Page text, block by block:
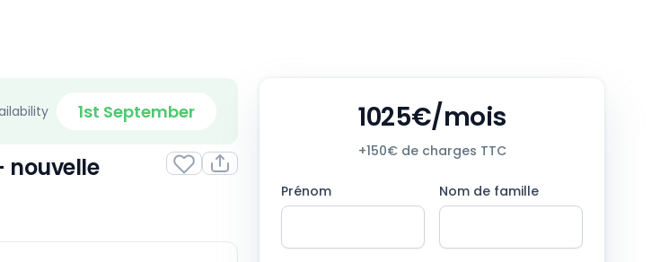
1st September
nouvelle
1025€/mois
+150€ de charges TTC
Prénom Nom de famille